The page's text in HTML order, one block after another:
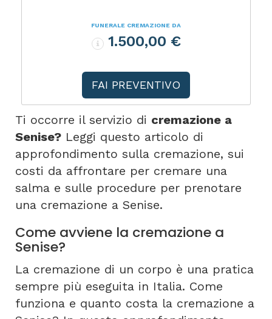
FUNERALE CREMAZIONE DA
1.500,00 €
FAI PREVENTIVO
Ti occorre il servizio di cremazione a
Senise? Leggi questo articolo di
approfondimento sulla cremazione, sui
costi da affrontare per cremare una
salma e sulle procedure per prenotare
una cremazione a Senise.
Come avviene la cremazione a
Senise?
La cremazione di un corpo è una pratica
sempre più eseguita in Italia. Come
funziona e quanto costa la cremazione a